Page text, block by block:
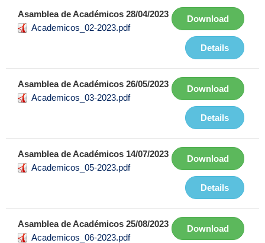
Asamblea de Académicos 28/04/2023
Academicos_02-2023.pdf
Download
Details
Asamblea de Académicos 26/05/2023
Academicos_03-2023.pdf
Download
Details
Asamblea de Académicos 14/07/2023
Academicos_05-2023.pdf
Download
Details
Asamblea de Académicos 25/08/2023
Academicos_06-2023.pdf
Download